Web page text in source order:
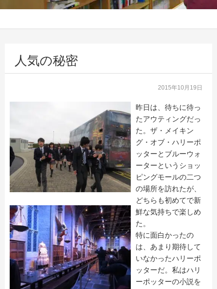
人気の秘密
2015年10月19日
昨日は、待ちに待っ
たアウティングだっ
た。ザ・メイキン
グ・オブ・ハリーポ
ッターとブルーウォ
ーターというショッ
ピングモールの二つ
の場所を訪れたが、
どちらも初めてで新
鮮な気持ちで楽しめ
た。
特に面白かったの
は、あまり期待して
いなかったハリーポ
ッターだ。私はハリ
ーポッターの小説を